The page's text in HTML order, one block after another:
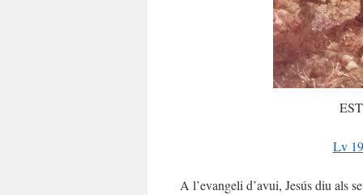
Lv
A l’evangeli d’avui, Jesús diu als